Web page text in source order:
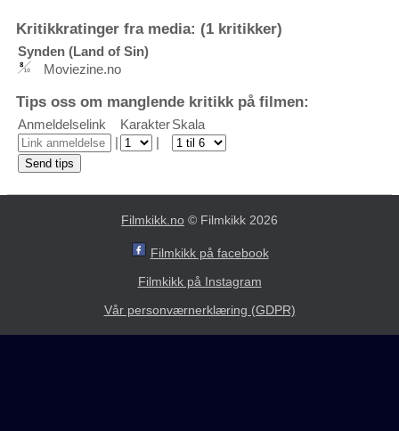
Kritikkratinger fra media: (1 kritikker)
Synden (Land of Sin)
Moviezine.no
Tips oss om manglende kritikk på filmen:
Anmeldelselink KarakterSkala
|
|
Filmkikk.no © Filmkikk 2026
Filmkikk på facebook
Filmkikk på Instagram
Vår personværnerklæring (GDPR)